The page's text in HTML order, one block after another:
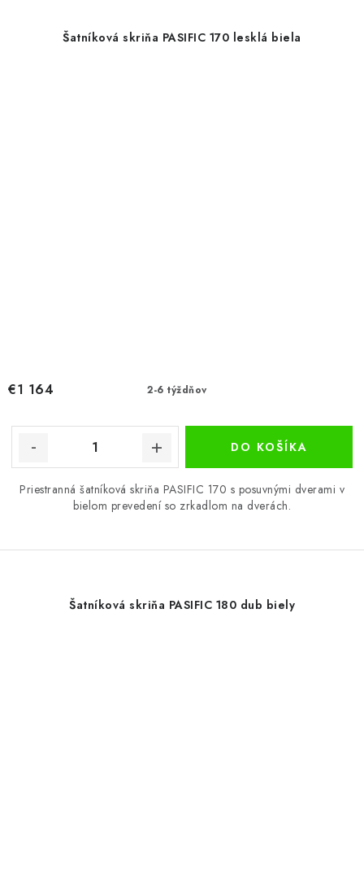
Šatníková skriňa PASIFIC 170 lesklá biela
2-6 týždňov
€1 164
DO KOŠÍKA
Priestranná šatníková skriňa PASIFIC 170 s posuvnými dverami v
bielom prevedení so zrkadlom na dverách.
Šatníková skriňa PASIFIC 180 dub biely